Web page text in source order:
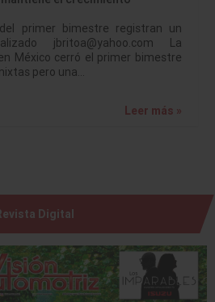
primer bimestre registran un
jbritoa@yahoo.com La
México cerró el primer bimestre
pero una…
Leer más »
Digital